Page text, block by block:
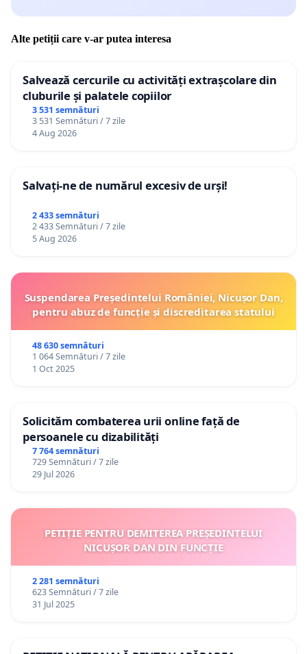
Alte petiții care v-ar putea interesa
Salvează cercurile cu activități extrașcolare din
cluburile și palatele copiilor
3 531 semnături
3 531 Semnături / 7 zile
4 Aug 2026
Salvați-ne de numărul excesiv de urși!
2 433 semnături
2 433 Semnături / 7 zile
5 Aug 2026
Suspendarea Președintelui României, Nicușor Dan,
pentru abuz de funcție și discreditarea statului
48 630 semnături
1 064 Semnături / 7 zile
1 Oct 2025
Solicităm combaterea urii online față de
persoanele cu dizabilități
7 764 semnături
729 Semnături / 7 zile
29 Jul 2026
PETIȚIE PENTRU DEMITEREA PREȘEDINTELUI
NICUȘOR DAN DIN FUNCȚIE
2 281 semnături
623 Semnături / 7 zile
31 Jul 2025